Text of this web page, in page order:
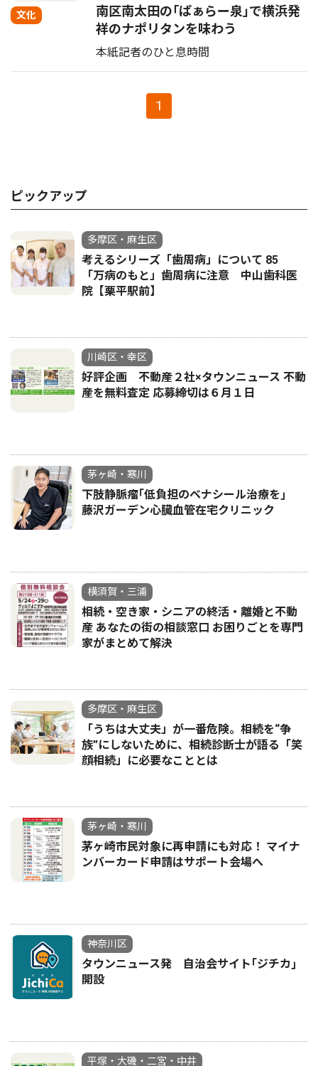
文化
南区南太田の｢ぱぁらー泉｣で横浜発
祥のナポリタンを味わう
本紙記者のひと息時間
1
ピックアップ
多摩区・麻生区
考えるシリーズ「歯周病」について 85
「万病のもと」歯周病に注意 中山歯科医
院【栗平駅前】
川崎区・幸区
好評企画 不動産２社×タウンニュース 不動
産を無料査定 応募締切は６月１日
茅ヶ崎・寒川
下肢静脈瘤｢低負担のベナシール治療を｣
藤沢ガーデン心臓血管在宅クリニック
横須賀・三浦
相続・空き家・シニアの終活・離婚と不動
産 あなたの街の相談窓口 お困りごとを専門
家がまとめて解決
多摩区・麻生区
「うちは大丈夫」が一番危険。相続を“争
族”にしないために、相続診断士が語る「笑
顔相続」に必要なこととは
茅ヶ崎・寒川
茅ヶ崎市民対象に再申請にも対応！ マイナ
ンバーカード申請はサポート会場へ
神奈川区
タウンニュース発 自治会サイト｢ジチカ｣
開設
平塚・大磯・二宮・中井